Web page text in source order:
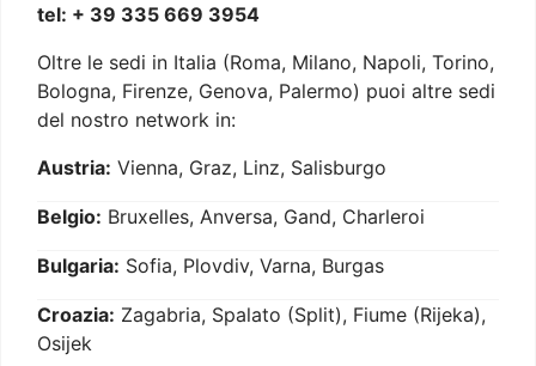
tel: + 39 335 669 3954
Oltre le sedi in Italia (Roma, Milano, Napoli, Torino,
Bologna, Firenze, Genova, Palermo) puoi altre sedi
del nostro network in:
Austria: Vienna, Graz, Linz, Salisburgo
Belgio: Bruxelles, Anversa, Gand, Charleroi
Bulgaria: Sofia, Plovdiv, Varna, Burgas
Croazia: Zagabria, Spalato (Split), Fiume (Rijeka),
Osijek